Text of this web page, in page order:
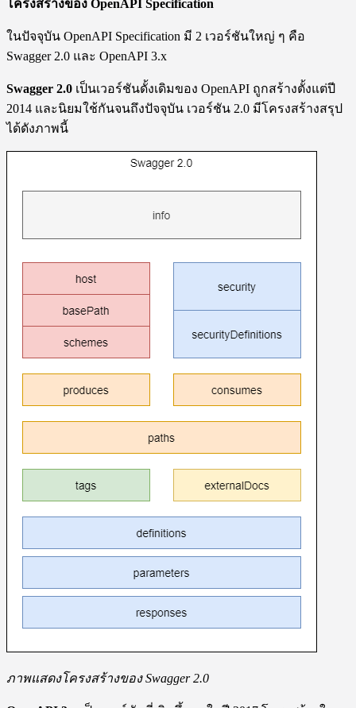
โครงสร้างของ OpenAPI Specification
ในปัจจุบัน OpenAPI Specification มี 2 เวอร์ชันใหญ่ ๆ คือ
Swagger 2.0 และ OpenAPI 3.x
Swagger 2.0 เป็นเวอร์ชันดั้งเดิมของ OpenAPI ถูกสร้างตั้งแต่ปี
2014 และนิยมใช้กันจนถึงปัจจุบัน เวอร์ชัน 2.0 มีโครงสร้างสรุป
ได้ดังภาพนี้
ภาพแสดงโครงสร้างของ Swagger 2.0